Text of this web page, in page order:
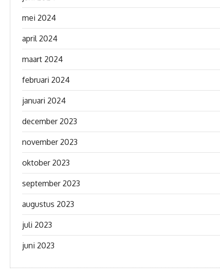
mei 2024
april 2024
maart 2024
februari 2024
januari 2024
december 2023
november 2023
oktober 2023
september 2023
augustus 2023
juli 2023
juni 2023